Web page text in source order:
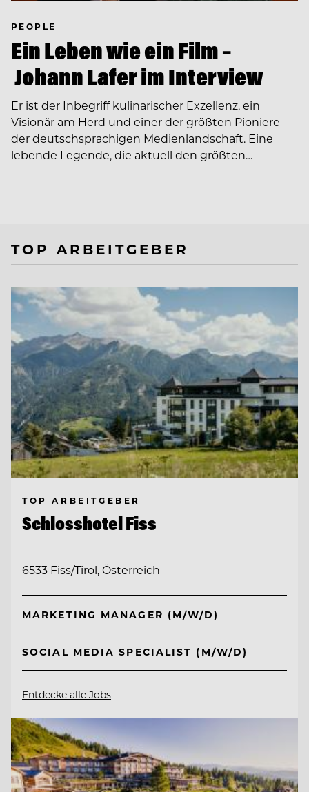
PEOPLE
Ein Leben wie ein Film –
Johann Lafer im Interview
Er ist der Inbegriff kulinarischer Exzellenz, ein
Visionär am Herd und einer der größten Pioniere
der deutschsprachigen Medienlandschaft. Eine
lebende Legende, die aktuell den größten…
TOP ARBEITGEBER
TOP ARBEITGEBER
Schlosshotel Fiss
6533 Fiss/Tirol, Österreich
MARKETING MANAGER (M/W/D)
SOCIAL MEDIA SPECIALIST (M/W/D)
Entdecke alle Jobs